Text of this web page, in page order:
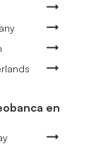
en